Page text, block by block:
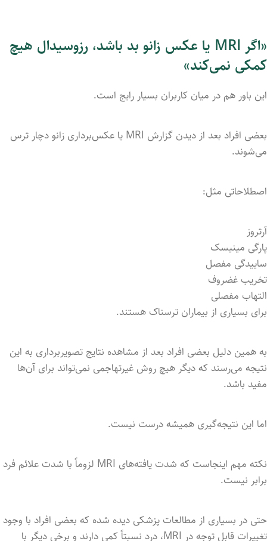
«اگر MRI یا عکس زانو بد باشد، رزوسیدال هیچ
کمکی نمی‌کند»
این باور هم در میان کاربران بسیار رایج است.
بعضی افراد بعد از دیدن گزارش MRI یا عکس‌برداری زانو دچار ترس
می‌شوند.
اصطلاحاتی مثل:
آرتروز
پارگی مینیسک
ساییدگی مفصل
تخریب غضروف
التهاب مفصلی
برای بسیاری از بیماران ترسناک هستند.
به همین دلیل بعضی افراد بعد از مشاهده نتایج تصویربرداری به این
نتیجه می‌رسند که دیگر هیچ روش غیرتهاجمی نمی‌تواند برای آن‌ها
مفید باشد.
اما این نتیجه‌گیری همیشه درست نیست.
نکته مهم اینجاست که شدت یافته‌های MRI لزوماً با شدت علائم فرد
برابر نیست.
حتی در بسیاری از مطالعات پزشکی دیده شده که بعضی افراد با وجود
تغییرات قابل توجه در MRI، درد نسبتاً کمی دارند و برخی دیگر با